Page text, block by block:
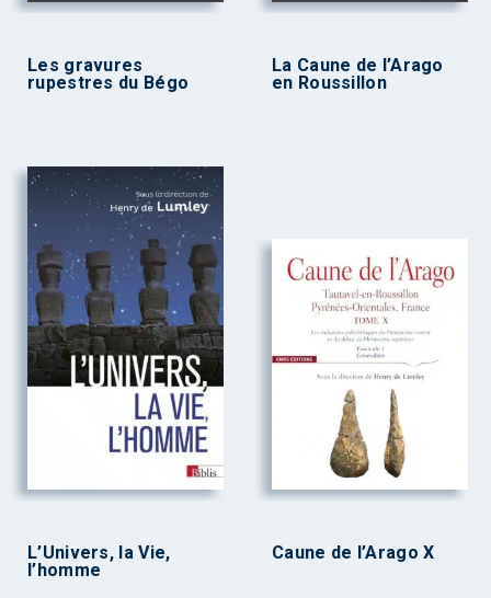
Les gravures
rupestres du Bégo
La Caune de l’Arago
en Roussillon
L’Univers, la Vie,
l’homme
Caune de l’Arago X